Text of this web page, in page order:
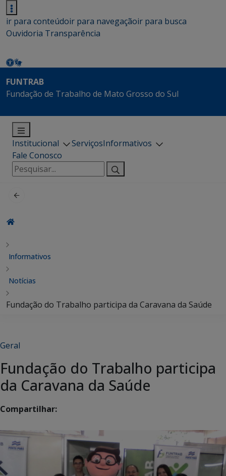
ir para conteúdoir para navegaçãoir para busca
Ouvidoria Transparência
FUNTRAB
Fundação de Trabalho de Mato Grosso do Sul
Institucional ServiçosInformativos
Fale Conosco
Pesquisar
por:
Informativos
Notícias
Fundação do Trabalho participa da Caravana da Saúde
Geral
Fundação do Trabalho participa
da Caravana da Saúde
Compartilhar: